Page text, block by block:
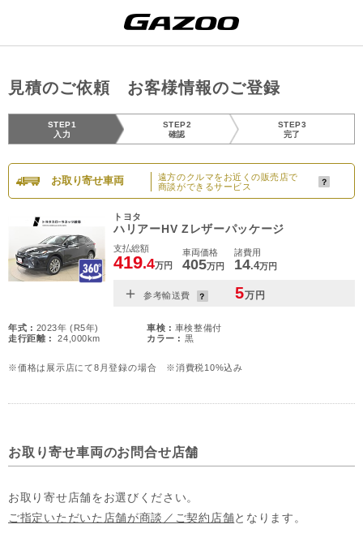
見積のご依頼 お客様情報のご登録
STEP1
入力
STEP2
確認
STEP3
完了
お取り寄せ車両
遠方のクルマをお近くの販売店で
商談ができるサービス
トヨタ
ハリアーHV Zレザーパッケージ
支払総額
419.4万円
車両価格
405万円
諸費用
14.4万円
＋ 参考輸送費 5万円
年式 : 2023年 (R5年) 車検 : 車検整備付
走行距離 :
24,000km カラー : 黒
※価格は展示店にて8月登録の場合 ※消費税10%込み
お取り寄せ車両のお問合せ店舗
お取り寄せ店舗をお選びください。
ご指定いただいた店舗が商談／ご契約店舗となります。